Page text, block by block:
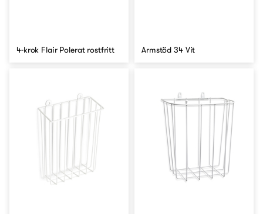
4-krok Flair Polerat rostfritt Armstöd 34 Vit